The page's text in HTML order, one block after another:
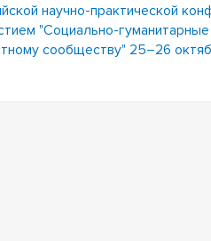
научно-практической
"Социально-
сообществу" 25–26